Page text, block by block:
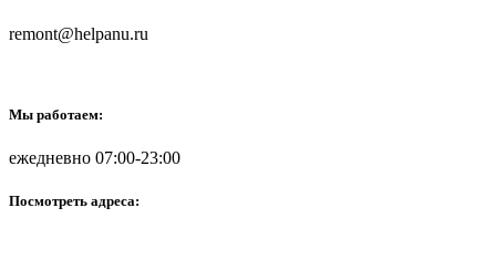
remont@helpanu.ru
Мы работаем:
ежедневно 07:00-23:00
Посмотреть адреса: